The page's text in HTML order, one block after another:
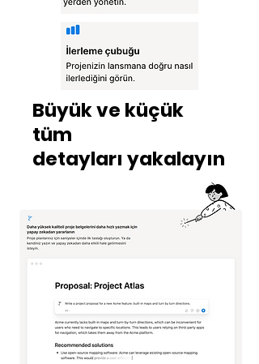
Büyük ve küçük
tüm
detayları yakalayın